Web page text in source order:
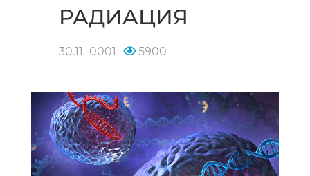
РАДИАЦИЯ
30.11.-0001 5900